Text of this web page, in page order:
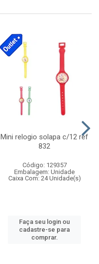
Mini relogio solapa c/12 ref
832
Código: 129357
Embalagem: Unidade
Caixa Com: 24 Unidade(s)
Faça seu login ou
cadastre-se para
comprar.